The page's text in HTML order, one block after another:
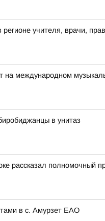
учителя, врачи,
на международном
в унитаз
рассказал полномочный
в с. Амурзет ЕАО